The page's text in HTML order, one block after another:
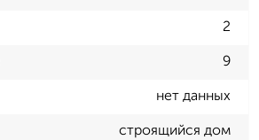
2
9
нет данных
строящийся дом